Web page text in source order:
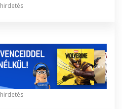
hirdetés
hirdetés